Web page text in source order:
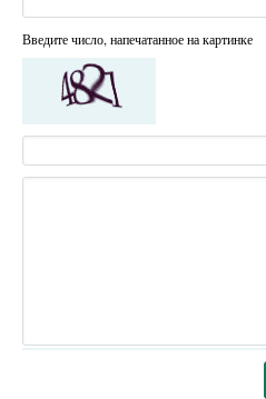
Введите число, напечатанное на картинке